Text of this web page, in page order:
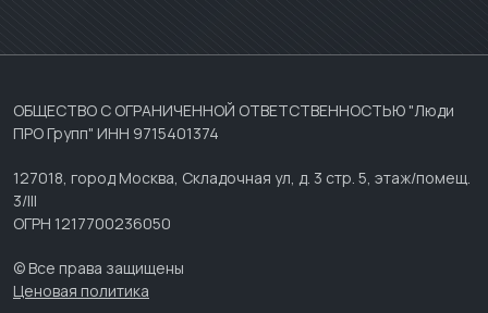
ОБЩЕСТВО С ОГРАНИЧЕННОЙ ОТВЕТСТВЕННОСТЬЮ "Люди
ПРО Групп" ИНН 9715401374
127018, город Москва, Складочная ул, д. 3 стр. 5, этаж/помещ.
3/III
ОГРН 1217700236050
© Все права защищены
Ценовая политика